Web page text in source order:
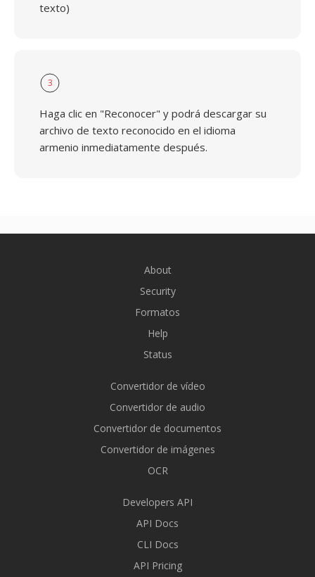
texto)
3
Haga clic en "Reconocer" y podrá descargar su
archivo de texto reconocido en el idioma
armenio inmediatamente después.
About
Security
Formatos
Help
Status
Convertidor de vídeo
Convertidor de audio
Convertidor de documentos
Convertidor de imágenes
OCR
Developers API
API Docs
CLI Docs
API Pricing